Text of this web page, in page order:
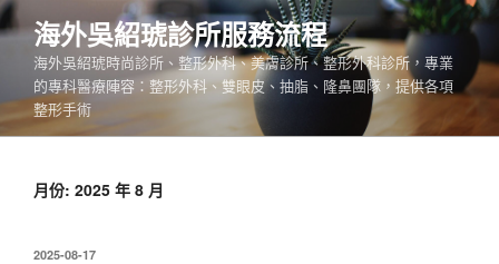
跳
至
內
海外吳紹琥診所服務流程
海外吳紹琥時尚診所、整形外科、美膚診所、整形外科診所，專業
的專科醫療陣容：整形外科、雙眼皮、抽脂、隆鼻團隊，提供各項
整形手術
月份: 2025 年 8 月
發
2025-08-17